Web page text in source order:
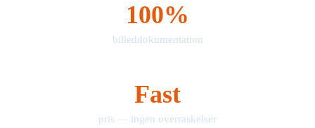
100%
billeddokumentation
Fast
pris — ingen overraskelser